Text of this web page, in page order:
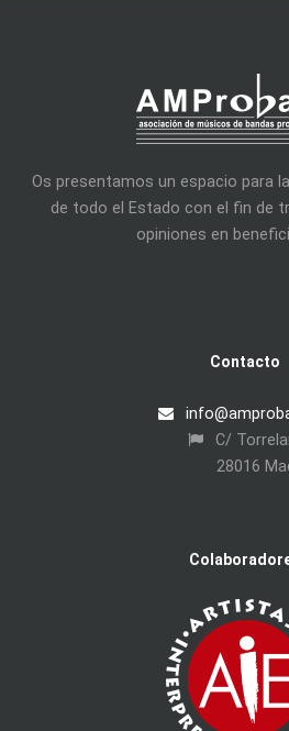
Os presentamos un espacio para
de todo el Estado con el fin de
opiniones en
Contacto
C/
28016